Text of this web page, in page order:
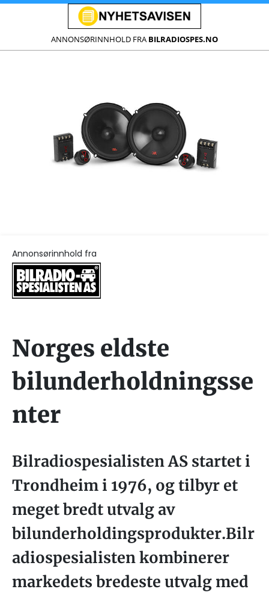
ANNONSØRINNHOLD FRA BILRADIOSPES.NO
Annonsørinnhold fra
Norges eldste
bilunderholdningsse
nter
Bilradiospesialisten AS startet i
Trondheim i 1976, og tilbyr et
meget bredt utvalg av
bilunderholdingsprodukter.Bilr
adiospesialisten kombinerer
markedets bredeste utvalg med